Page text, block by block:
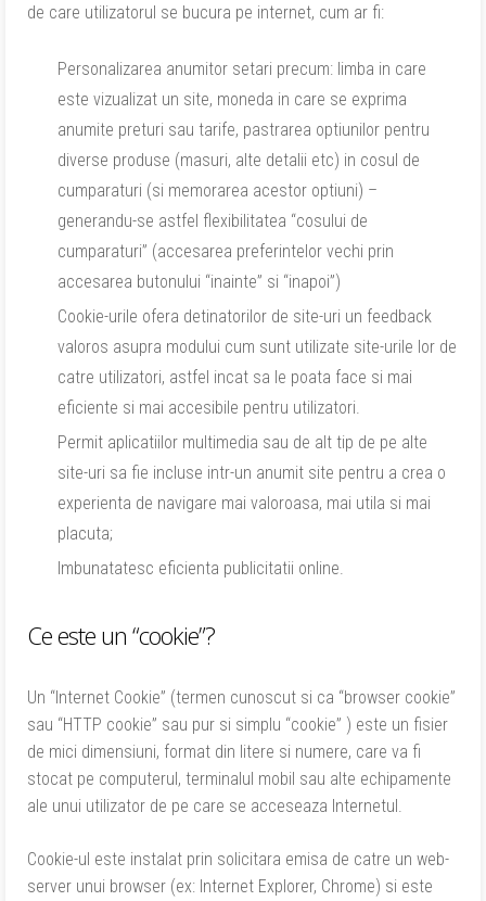
de care utilizatorul se bucura pe internet, cum ar fi:
Personalizarea anumitor setari precum: limba in care
este vizualizat un site, moneda in care se exprima
anumite preturi sau tarife, pastrarea optiunilor pentru
diverse produse (masuri, alte detalii etc) in cosul de
cumparaturi (si memorarea acestor optiuni) –
generandu-se astfel flexibilitatea “cosului de
cumparaturi” (accesarea preferintelor vechi prin
accesarea butonului “inainte” si “inapoi”)
Cookie-urile ofera detinatorilor de site-uri un feedback
valoros asupra modului cum sunt utilizate site-urile lor de
catre utilizatori, astfel incat sa le poata face si mai
eficiente si mai accesibile pentru utilizatori.
Permit aplicatiilor multimedia sau de alt tip de pe alte
site-uri sa fie incluse intr-un anumit site pentru a crea o
experienta de navigare mai valoroasa, mai utila si mai
placuta;
Imbunatatesc eficienta publicitatii online.
Ce este un “cookie”?
Un “Internet Cookie” (termen cunoscut si ca “browser cookie”
sau “HTTP cookie” sau pur si simplu “cookie” ) este un fisier
de mici dimensiuni, format din litere si numere, care va fi
stocat pe computerul, terminalul mobil sau alte echipamente
ale unui utilizator de pe care se acceseaza Internetul.
Cookie-ul este instalat prin solicitara emisa de catre un web-
server unui browser (ex: Internet Explorer, Chrome) si este